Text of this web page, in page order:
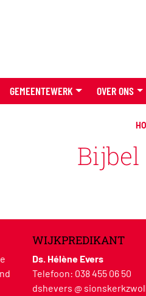
GEMEENTEWERK OVER ONS
WIJKPREDIKANT
Ds. Hélène Evers
Telefoon: 038 455 06 50
dshevers @